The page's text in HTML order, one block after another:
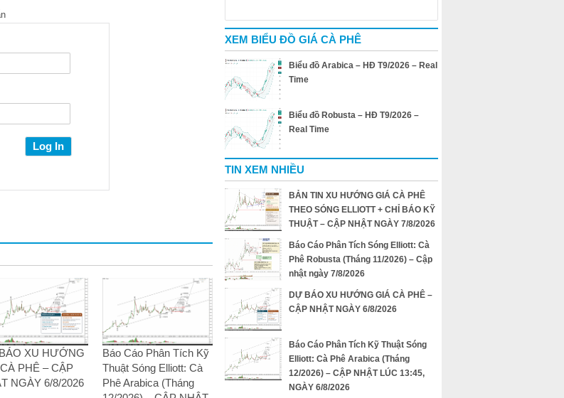
XU HƯỚNG
PHÊ – CẬP
NGÀY 6/8/2026
Báo Cáo Phân Tích Kỹ
Thuật Sóng Elliott: Cà
Phê Arabica (Tháng
XEM BIỂU ĐỒ GIÁ CÀ PHÊ
Biểu đồ Arabica – HĐ T9/2026 – Real
Time
Biểu đồ Robusta – HĐ T9/2026 –
Real Time
TIN XEM NHIỀU
BẢN TIN XU HƯỚNG GIÁ CÀ PHÊ
THEO SÓNG ELLIOTT + CHỈ BÁO KỸ
THUẬT – CẬP NHẬT NGÀY 7/8/2026
Báo Cáo Phân Tích Sóng Elliott: Cà
Phê Robusta (Tháng 11/2026) – Cập
nhật ngày 7/8/2026
DỰ BÁO XU HƯỚNG GIÁ CÀ PHÊ –
CẬP NHẬT NGÀY 6/8/2026
Báo Cáo Phân Tích Kỹ Thuật Sóng
Elliott: Cà Phê Arabica (Tháng
12/2026) – CẬP NHẬT LÚC 13:45,
NGÀY 6/8/2026